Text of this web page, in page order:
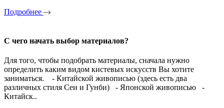
Подробнее
С чего начать выбор материалов?
Для того, чтобы подобрать материалы, сначала нужно
определить каким видом кистевых искусств Вы хотите
заниматься. - Китайской живописью (здесь есть два
различных стиля Сеи и Гунби) - Японской живописью -
Китайск..